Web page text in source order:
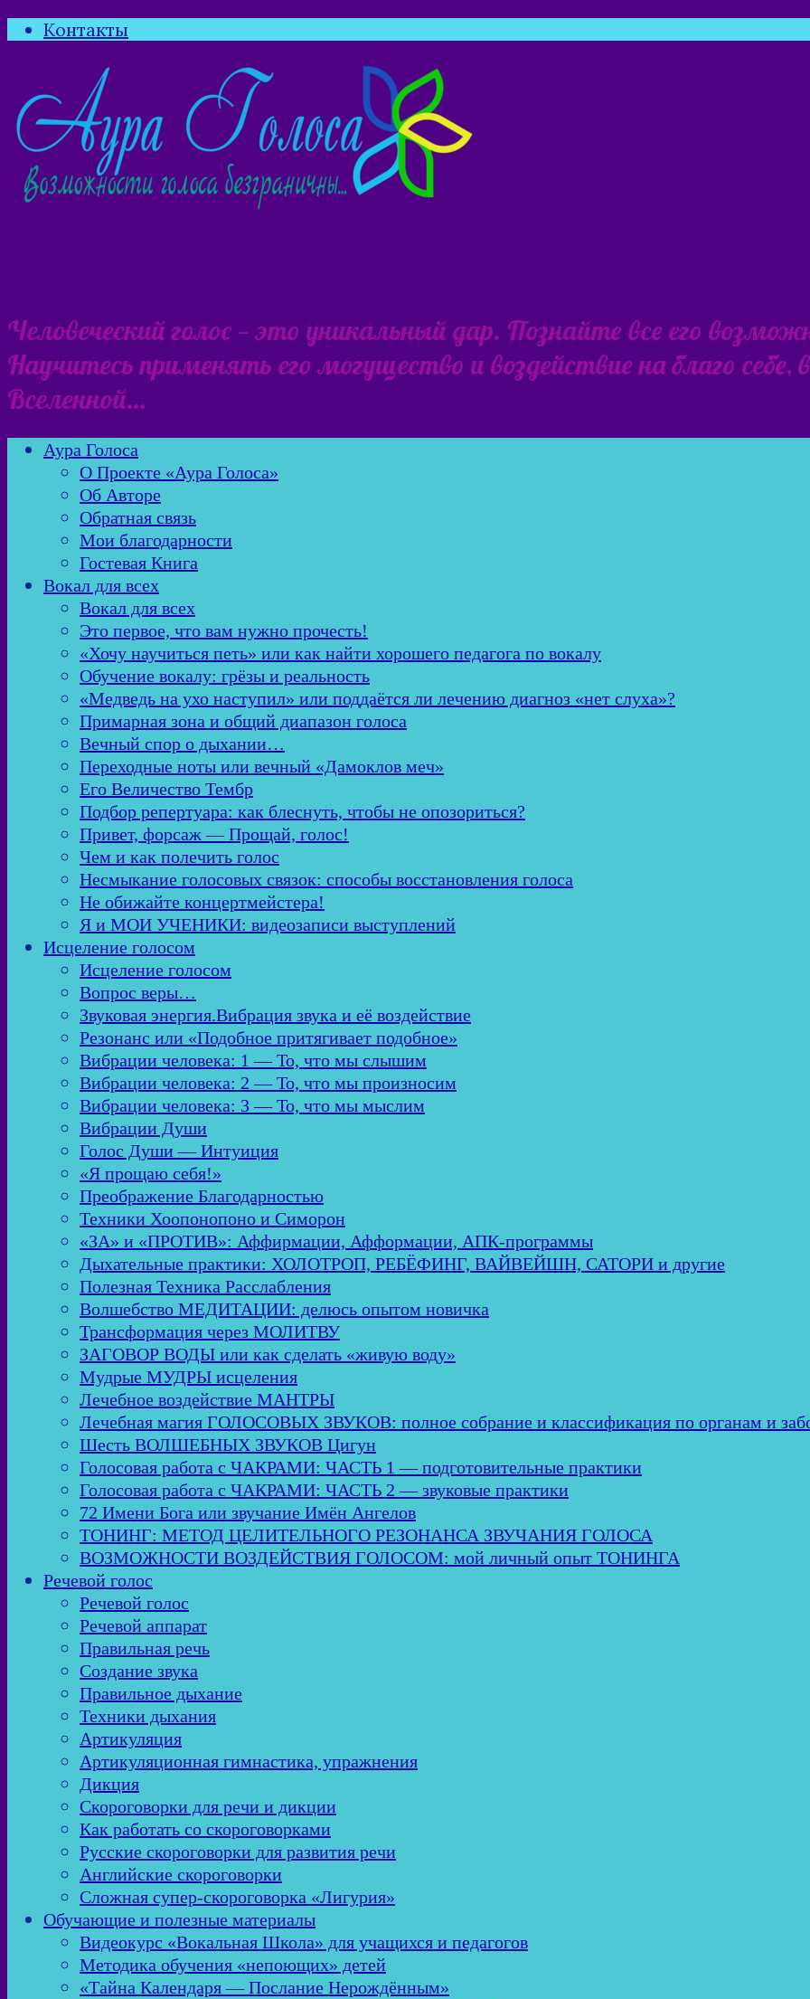
Контакты
Человеческий голос — это уникальный дар. Познайте все его
Научитесь применять его могущество и воздействие на благо
Вселенной…
Аура Голоса
О Проекте «Аура Голоса»
Об Авторе
Обратная связь
Мои благодарности
Гостевая Книга
Вокал для всех
Вокал для всех
Это первое, что вам нужно прочесть!
«Хочу научиться петь» или как найти хорошего педагога по вокалу
Обучение вокалу: грёзы и реальность
«Медведь на ухо наступил» или поддаётся ли лечению диагноз «нет слуха»?
Примарная зона и общий диапазон голоса
Вечный спор о дыхании…
Переходные ноты или вечный «Дамоклов меч»
Его Величество Тембр
Подбор репертуара: как блеснуть, чтобы не опозориться?
Привет, форсаж — Прощай, голос!
Чем и как полечить голос
Несмыкание голосовых связок: способы восстановления голоса
Не обижайте концертмейстера!
Я и МОИ УЧЕНИКИ: видеозаписи выступлений
Исцеление голосом
Исцеление голосом
Вопрос веры…
Звуковая энергия.Вибрация звука и её воздействие
Резонанс или «Подобное притягивает подобное»
Вибрации человека: 1 — То, что мы слышим
Вибрации человека: 2 — То, что мы произносим
Вибрации человека: 3 — То, что мы мыслим
Вибрации Души
Голос Души — Интуиция
«Я прощаю себя!»
Преображение Благодарностью
Техники Хоопонопоно и Симорон
«ЗА» и «ПРОТИВ»: Аффирмации, Афформации, АПК-программы
Дыхательные практики: ХОЛОТРОП, РЕБЁФИНГ, ВАЙВЕЙШН, САТОРИ и другие
Полезная Техника Расслабления
Волшебство МЕДИТАЦИИ: делюсь опытом новичка
Трансформация через МОЛИТВУ
ЗАГОВОР ВОДЫ или как сделать «живую воду»
Мудрые МУДРЫ исцеления
Лечебное воздействие МАНТРЫ
Лечебная магия ГОЛОСОВЫХ ЗВУКОВ: полное собрание и классификация по органам и
Шесть ВОЛШЕБНЫХ ЗВУКОВ Цигун
Голосовая работа с ЧАКРАМИ: ЧАСТЬ 1 — подготовительные практики
Голосовая работа с ЧАКРАМИ: ЧАСТЬ 2 — звуковые практики
72 Имени Бога или звучание Имён Ангелов
ТОНИНГ: МЕТОД ЦЕЛИТЕЛЬНОГО РЕЗОНАНСА ЗВУЧАНИЯ ГОЛОСА
ВОЗМОЖНОСТИ ВОЗДЕЙСТВИЯ ГОЛОСОМ: мой личный опыт ТОНИНГА
Речевой голос
Речевой голос
Речевой аппарат
Правильная речь
Создание звука
Правильное дыхание
Техники дыхания
Артикуляция
Артикуляционная гимнастика, упражнения
Дикция
Скороговорки для речи и дикции
Как работать со скороговорками
Русские скороговорки для развития речи
Английские скороговорки
Сложная супер-скороговорка «Лигурия»
Обучающие и полезные материалы
Видеокурс «Вокальная Школа» для учащихся и педагогов
Методика обучения «непоющих» детей
«Тайна Календаря — Послание Нерождённым»